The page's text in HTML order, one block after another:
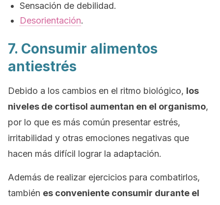
Sensación de debilidad.
Desorientación.
7. Consumir alimentos
antiestrés
Debido a los cambios en el ritmo biológico, los
niveles de cortisol aumentan en el organismo,
por lo que es más común presentar estrés,
irritabilidad y otras emociones negativas que
hacen más difícil lograr la adaptación.
Además de realizar ejercicios para combatirlos,
también es conveniente consumir durante el